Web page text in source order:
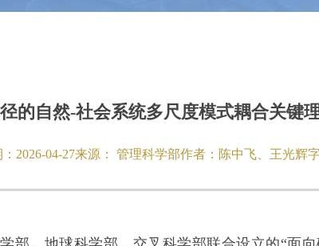
的自然-社会系统多尺度模式耦合关键
2026-04-27来源： 管理科学部作者： 陈中飞、王光辉